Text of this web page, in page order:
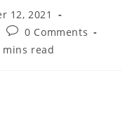
12, 2021
Post
comments:
0 Comments
mins read